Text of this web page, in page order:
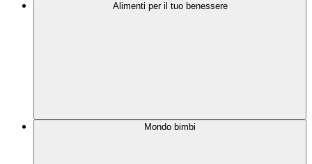
Alimenti per il tuo benessere
Mondo bimbi